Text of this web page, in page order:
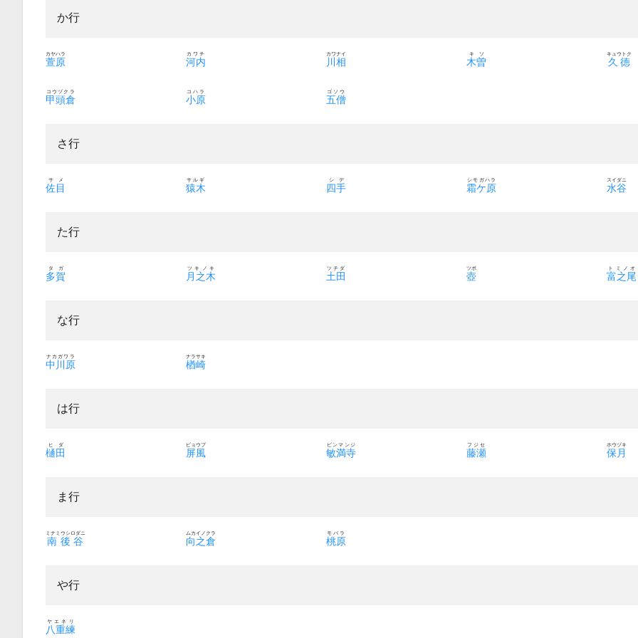
か行
萱原
カヤハラ
河内
カワチ
川相
カワナイ
木曽
キソ
久徳
キュウトク
甲頭倉
コウヅクラ
小原
コハラ
五僧
ゴソウ
さ行
佐目
サメ
猿木
サルギ
四手
シデ
霜ケ原
シモガハラ
水谷
スイダニ
た行
多賀
タガ
月之木
ツキノキ
土田
ツチダ
壺
ツボ
富之尾
トミノオ
な行
中川原
ナカガワラ
楢崎
ナラサキ
は行
樋田
ヒダ
屏風
ビョウブ
敏満寺
ビンマンジ
藤瀬
フジセ
保月
ホウヅキ
ま行
南後谷
ミナミウシロダニ
向之倉
ムカイノクラ
桃原
モバラ
や行
八重練
ヤエネリ